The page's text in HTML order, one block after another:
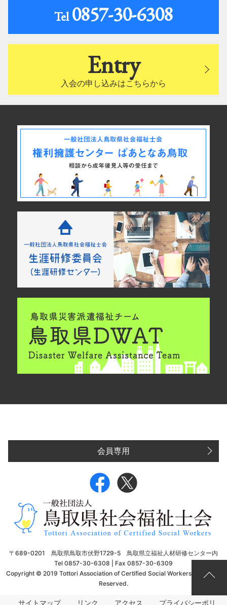
Tel0857-30-6308
Entry
入会の申し込みはこちらから
会員専用
〒689-0201 鳥取県鳥取市伏野1729-5 鳥取県立福祉人材研修センター内
Tel 0857-30-6308 | Fax 0857-30-6309
Copyright © 2019 Tottori Association of Certified Social Workers. All Rights
Reserved.
サイトマップ リンク アクセス プライバシーポリ